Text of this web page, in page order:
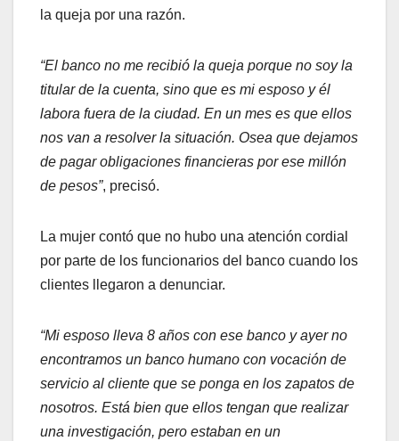
la queja por una razón.
“El banco no me recibió la queja porque no soy la
titular de la cuenta, sino que es mi esposo y él
labora fuera de la ciudad. En un mes es que ellos
nos van a resolver la situación. Osea que dejamos
de pagar obligaciones financieras por ese millón
de pesos”, precisó.
La mujer contó que no hubo una atención cordial
por parte de los funcionarios del banco cuando los
clientes llegaron a denunciar.
“Mi esposo lleva 8 años con ese banco y ayer no
encontramos un banco humano con vocación de
servicio al cliente que se ponga en los zapatos de
nosotros. Está bien que ellos tengan que realizar
una investigación, pero estaban en un